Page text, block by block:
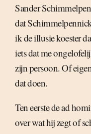
Sander
dat
ik de illusie koester
iets dat me
zijn persoon. Of
dat doen.
Ten eerste de ad
over wat hij zegt of